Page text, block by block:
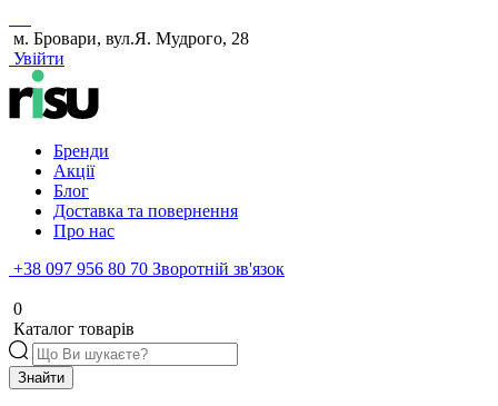
м. Бровари, вул.Я. Мудрого, 28
Увійти
Бренди
Акції
Блог
Доставка та повернення
Про нас
+38 097 956 80 70 Зворотній зв'язок
0
Каталог товарів
Знайти